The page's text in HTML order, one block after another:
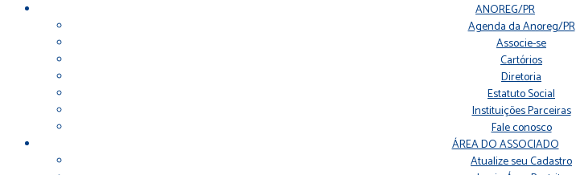
ANOREG/PR
Agenda da Anoreg/PR
Associe-se
Cartórios
Diretoria
Estatuto Social
Instituições Parceiras
Fale conosco
ÁREA DO ASSOCIADO
Atualize seu Cadastro